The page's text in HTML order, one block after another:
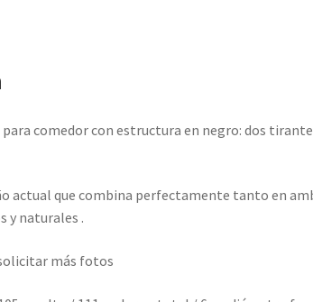
comedor con estructura en negro: dos
actual que combina perfectamente tanto en
y naturales .
más fotos